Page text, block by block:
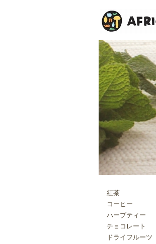
紅茶
コーヒー
ハーブティー
チョコレート
ドライフルーツ